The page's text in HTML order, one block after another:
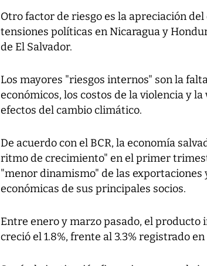
Otro factor de riesgo es la apreciación
tensiones políticas en Nicaragua y
de El Salvador.
Los mayores "riesgos internos" son la
económicos, los costos de la violencia y
efectos del cambio climático.
De acuerdo con el BCR, la economía
ritmo de crecimiento" en el primer
"menor dinamismo" de las exportaciones
económicas de sus principales socios.
Entre enero y marzo pasado, el producto
creció el 1.8%, frente al 3.3% registrado